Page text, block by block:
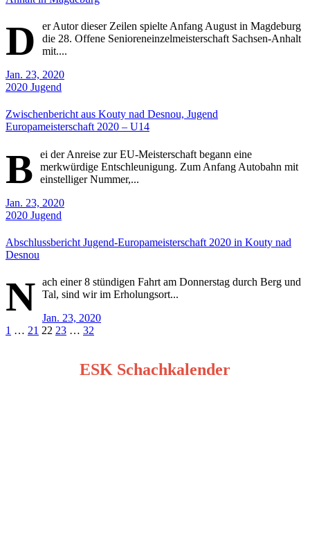
D
er Autor dieser Zeilen spielte Anfang August in Magdeburg
die 28. Offene Senioreneinzelmeisterschaft Sachsen-Anhalt
mit....
Jan. 23, 2020
2020 Jugend
Zwischenbericht aus Kouty nad Desnou, Jugend
Europameisterschaft 2020 – U14
B
ei der Anreise zur EU-Meisterschaft begann eine
merkwürdige Entschleunigung. Zum Anfang Autobahn mit
einstelliger Nummer,...
Jan. 23, 2020
2020 Jugend
Abschlussbericht Jugend-Europameisterschaft 2020 in Kouty nad
Desnou
N ach einer 8 stündigen Fahrt am Donnerstag durch Berg und
Tal, sind wir im Erholungsort...
Jan. 23, 2020
Seitennummerierung
1 … 21 22 23 … 32
ESK Schachkalender